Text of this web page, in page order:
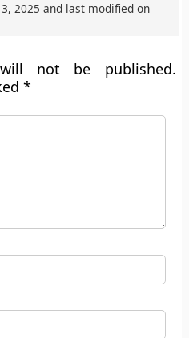
2025 and last modified on
not be published.
*